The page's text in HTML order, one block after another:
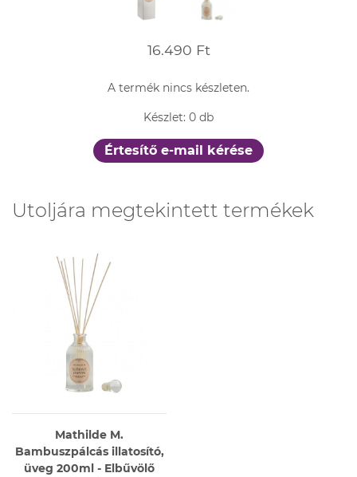
16.490 Ft
A termék nincs készleten.
Készlet: 0 db
Értesítő e-mail kérése
Utoljára megtekintett termékek
Mathilde M.
Bambuszpálcás illatosító,
üveg 200ml - Elbűvölő